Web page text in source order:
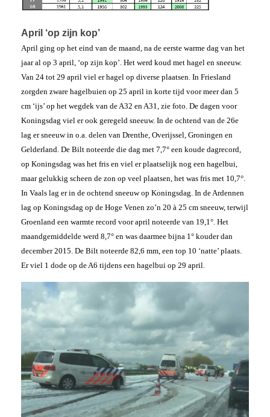
April ‘op zijn kop’
April ging op het eind van de maand, na de eerste warme dag van het
jaar al op 3 april, ‘op zijn kop’. Het werd koud met hagel en sneeuw.
Van 24 tot 29 april viel er hagel op diverse plaatsen. In Friesland
zorgden zware hagelbuien op 25 april in korte tijd voor meer dan 5
cm ‘ijs’ op het wegdek van de A32 en A31, zie foto. De dagen voor
Koningsdag viel er ook geregeld sneeuw. In de ochtend van de 26e
lag er sneeuw in o.a. delen van Drenthe, Overijssel, Groningen en
Gelderland. De Bilt noteerde die dag met 7,7° een koude dagrecord,
op Koningsdag was het fris en viel er plaatselijk nog een hagelbui,
maar gelukkig scheen de zon op veel plaatsen, het was fris met 10,7°.
In Vaals lag er in de ochtend sneeuw op Koningsdag. In de Ardennen
lag op Koningsdag op de Hoge Venen zo’n 20 à 25 cm sneeuw, terwijl
Groenland een warmte record voor april noteerde van 19,1°. Het
maandgemiddelde werd 8,7° en was daarmee bijna 1° kouder dan
december 2015. De Bilt noteerde 82,6 mm, een top 10 ‘natte’ plaats.
Er viel 1 dode op de A6 tijdens een hagelbui op 29 april.